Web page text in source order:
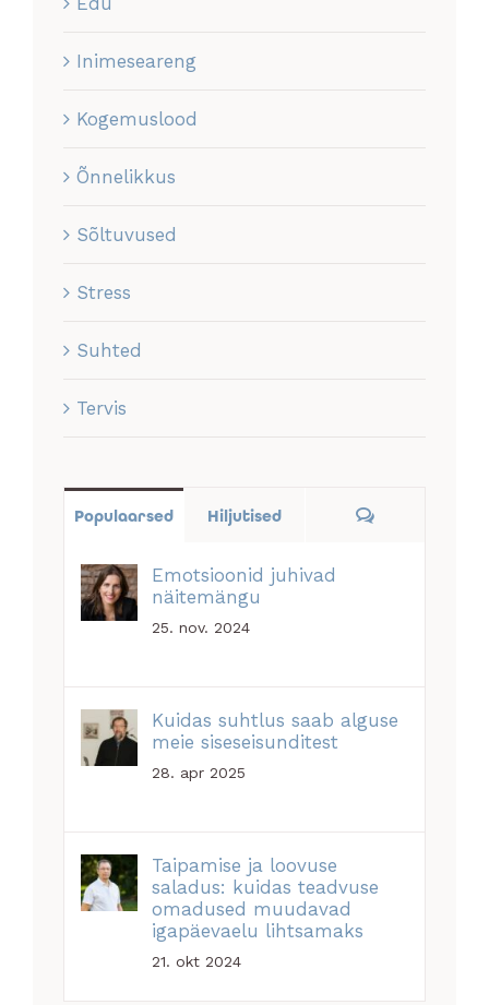
Inimeseareng
Kogemuslood
Õnnelikkus
Sõltuvused
Stress
Suhted
Tervis
Populaarsed Hiljutised Comments
Emotsioonid juhivad
näitemängu
25. nov. 2024
Kuidas suhtlus saab alguse
meie siseseisunditest
28. apr 2025
Taipamise ja loovuse
saladus: kuidas teadvuse
omadused muudavad
igapäevaelu lihtsamaks
21. okt 2024